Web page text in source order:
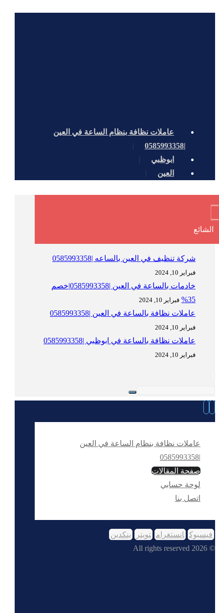
عاملات نظافة بنظام الساعة في العين
|0585993358
ابوظبي
العين
الشائع
شركة تنظيف في العين بالساعه |0585993358
فبراير 10, 2024
خادمات بالساعة في العين |0585993358|خصم
35%
فبراير 10, 2024
عاملات نظافة بالساعة في العين |0585993358
فبراير 10, 2024
عاملات نظافة بالساعة في ابوظبي |0585993358
فبراير 10, 2024
عاملات نظافة بنظام الساعة في العين
|0585993358
صفحة المقالات
لوحة حسابي
اتصل بنا
فيسبوك انستغرام تويتر
ينكدين
© 2026 All rights reserved